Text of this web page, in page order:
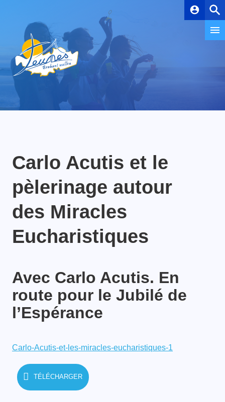
account_circle
Carlo Acutis et le
pèlerinage autour
des Miracles
Eucharistiques
Avec Carlo Acutis. En
route pour le Jubilé de
l’Espérance
Carlo-Acutis-et-les-miracles-eucharistiques-1
TÉLÉCHARGER